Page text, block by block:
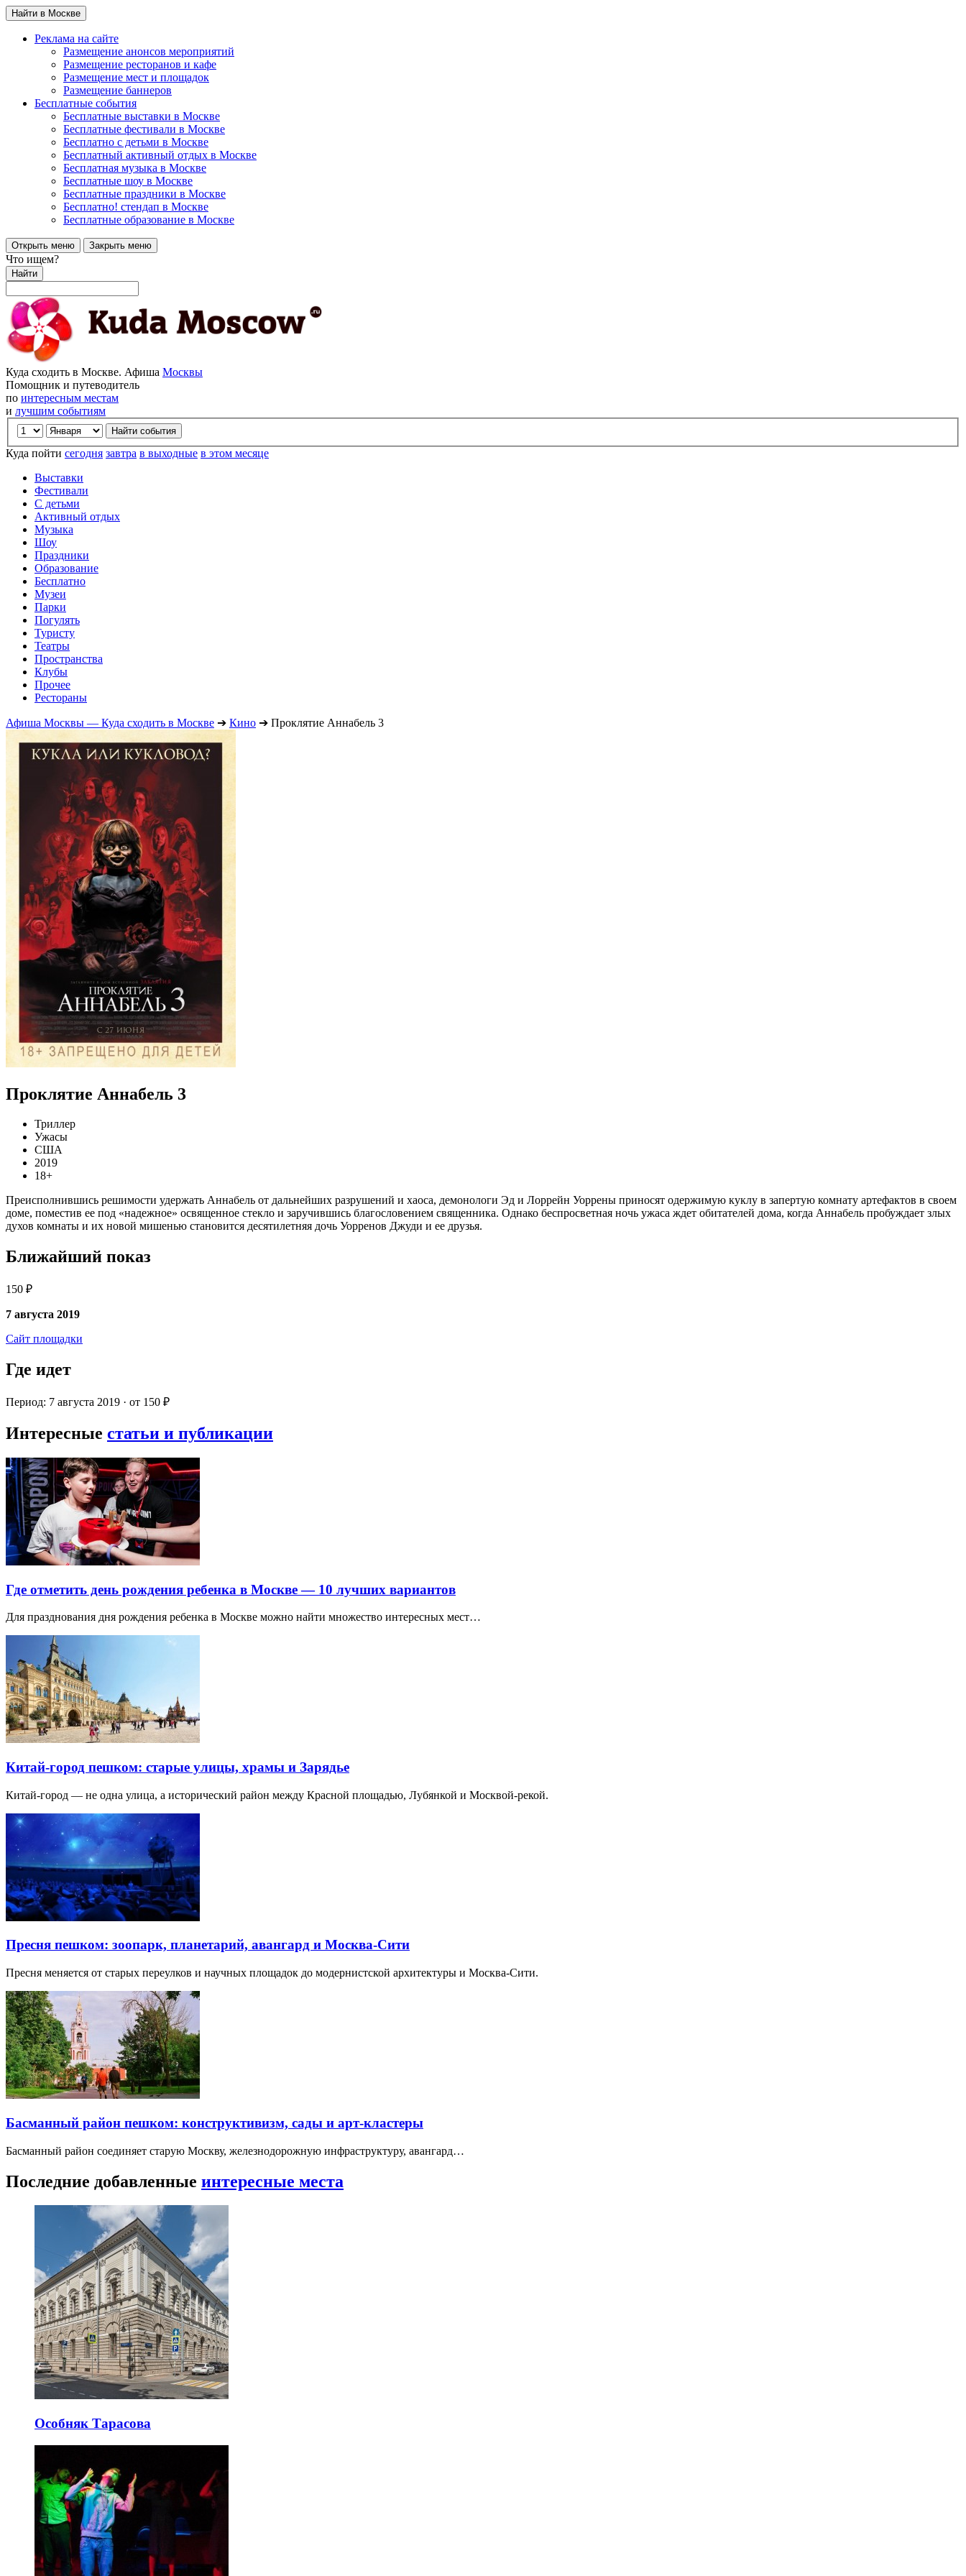
Найти в Москве
Реклама на сайте
Размещение анонсов мероприятий
Размещение ресторанов и кафе
Размещение мест и площадок
Размещение баннеров
Бесплатные события
Бесплатные выставки в Москве
Бесплатные фестивали в Москве
Бесплатно с детьми в Москве
Бесплатный активный отдых в Москве
Бесплатная музыка в Москве
Бесплатные шоу в Москве
Бесплатные праздники в Москве
Бесплатно! стендап в Москве
Бесплатные образование в Москве
Открыть меню Закрыть меню
Что ищем?
Найти
Куда сходить в Москве. Афиша Москвы
Помощник и путеводитель
по интересным местам
и лучшим событиям
Куда пойти сегодня завтра в выходные в этом месяце
Выставки
Фестивали
С детьми
Активный отдых
Музыка
Шоу
Праздники
Образование
Бесплатно
Музеи
Парки
Погулять
Туристу
Театры
Пространства
Клубы
Прочее
Рестораны
Афиша Москвы — Куда сходить в Москве ➔ Кино ➔ Проклятие Аннабель 3
Проклятие Аннабель 3
Триллер
Ужасы
США
2019
18+
Преисполнившись решимости удержать Аннабель от дальнейших разрушений и хаоса, демонологи Эд и Лоррейн Уоррены приносят одержимую куклу в запертую комнату артефактов в своем
доме, поместив ее под «надежное» освященное стекло и заручившись благословением священника. Однако беспросветная ночь ужаса ждет обитателей дома, когда Аннабель пробуждает злых
духов комнаты и их новой мишенью становится десятилетняя дочь Уорренов Джуди и ее друзья.
Ближайший показ
150 ₽
7 августа 2019
Сайт площадки
Где идет
Период: 7 августа 2019 · от 150 ₽
Интересные статьи и публикации
Где отметить день рождения ребенка в Москве — 10 лучших вариантов
Для празднования дня рождения ребенка в Москве можно найти множество интересных мест…
Китай-город пешком: старые улицы, храмы и Зарядье
Китай-город — не одна улица, а исторический район между Красной площадью, Лубянкой и Москвой-рекой.
Пресня пешком: зоопарк, планетарий, авангард и Москва-Сити
Пресня меняется от старых переулков и научных площадок до модернистской архитектуры и Москва-Сити.
Басманный район пешком: конструктивизм, сады и арт-кластеры
Басманный район соединяет старую Москву, железнодорожную инфраструктуру, авангард…
Последние добавленные интересные места
Особняк Тарасова